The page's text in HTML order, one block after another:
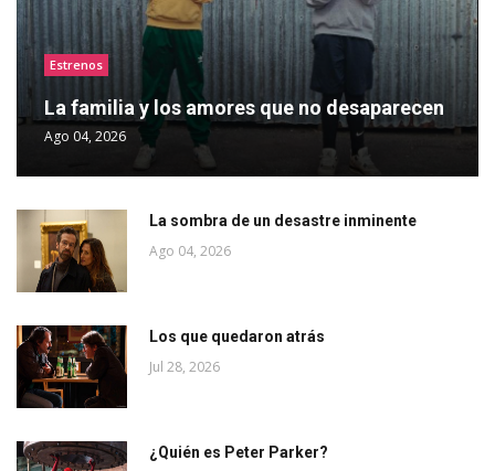
Estrenos
La familia y los amores que no desaparecen
Ago 04, 2026
La sombra de un desastre inminente
Ago 04, 2026
Los que quedaron atrás
Jul 28, 2026
¿Quién es Peter Parker?